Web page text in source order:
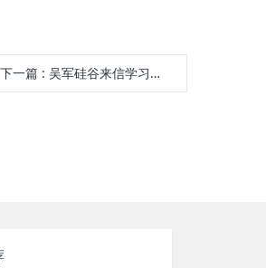
下一篇 :吴军硅谷来信学习笔记